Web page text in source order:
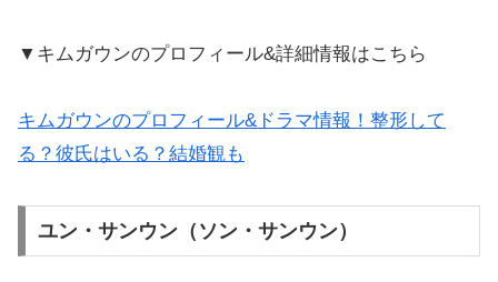
▼キムガウンのプロフィール&詳細情報はこちら
キムガウンのプロフィール&ドラマ情報！整形して
る？彼氏はいる？結婚観も
ユン・サンウン（ソン・サンウン）